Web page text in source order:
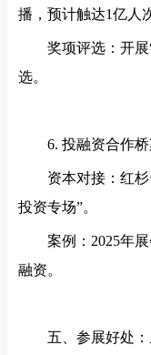
播，预计触达1亿人
奖项评选：开展
选。
6. 投融资合作
资本对接：红
投资专场”。
案例： 2025年
融资。
五、参展好处